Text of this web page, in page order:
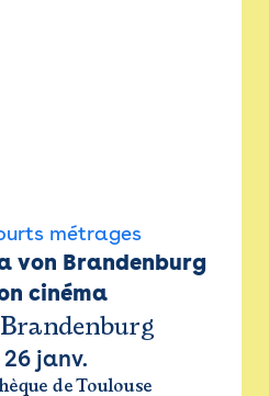
métrages
von Brandenburg
cinéma
26 janv.
de Toulouse